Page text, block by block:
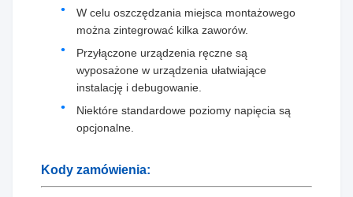
W celu oszczędzania miejsca montażowego
można zintegrować kilka zaworów.
Przyłączone urządzenia ręczne są
wyposażone w urządzenia ułatwiające
instalację i debugowanie.
Niektóre standardowe poziomy napięcia są
opcjonalne.
Kody zamówienia: